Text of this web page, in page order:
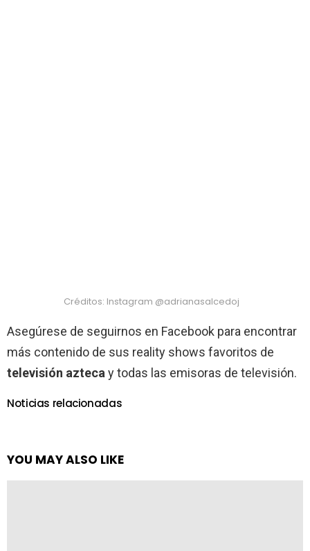
Créditos: Instagram @adrianasalcedoj
Asegúrese de seguirnos en Facebook para encontrar
más contenido de sus reality shows favoritos de
televisión azteca y todas las emisoras de televisión.
Noticias relacionadas
YOU MAY ALSO LIKE